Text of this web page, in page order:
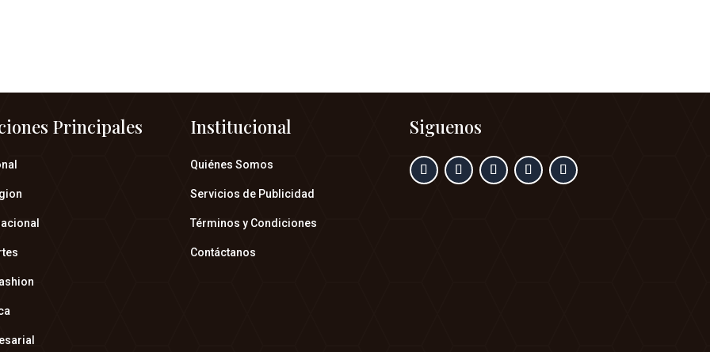
Principales Institucional
Quiénes Somos
Servicios de Publicidad
Términos y Condiciones
Contáctanos
Siguenos